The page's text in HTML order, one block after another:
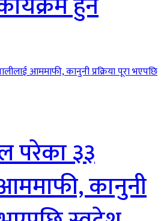
परेका ३३
कानुनी